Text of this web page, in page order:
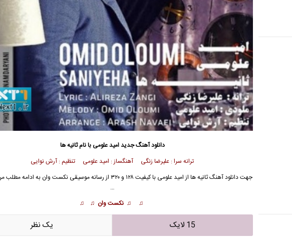
دانلود آهنگ جدیدامید علومی با نام ثانیه ها
ترانه سرا : علیرضا زنگی آهنگساز : امید علومی تنظیم : آرش نوایی
جهت دانلود آهنگ ثانیه ها از امید علومی
با کیفیت ۱۲۸ و ۳۲۰ از رسانه موسیقی نکست وان به ادامه
…
♫ ♫ نکست وان ♫ ♫
15 لایک يک نظر